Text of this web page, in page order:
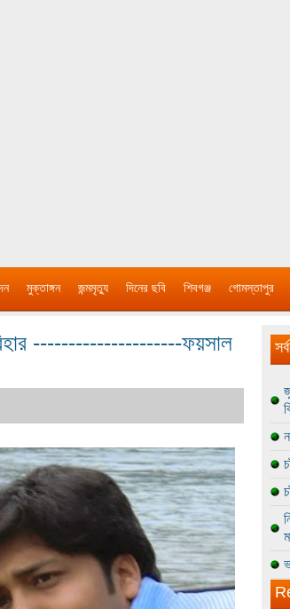
মুক্তাঙ্গন জন্মমৃত্যু দিনের ছবি শিবগঞ্জ গোমস্তাপুর
---------------------ফয়সাল